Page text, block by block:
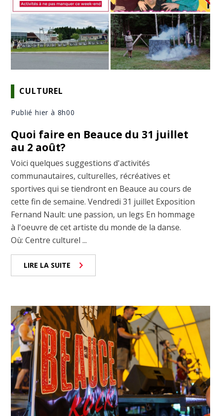
CULTUREL
Publié hier à 8h00
Quoi faire en Beauce du 31 juillet
au 2 août?
Voici quelques suggestions d'activités
communautaires, culturelles, récréatives et
sportives qui se tiendront en Beauce au cours de
cette fin de semaine. Vendredi 31 juillet Exposition
Fernand Nault: une passion, un legs En hommage
à l'oeuvre de cet artiste du monde de la danse.
Où: Centre culturel ...
LIRE LA SUITE